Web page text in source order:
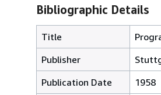
Bibliographic Details
Title
Publisher
Publication Date
1958